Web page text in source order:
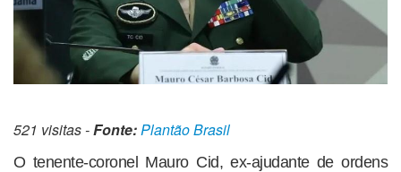
521 visitas -Fonte:Plantão Brasil
O tenente-coronel Mauro Cid, ex-ajudante de ordens